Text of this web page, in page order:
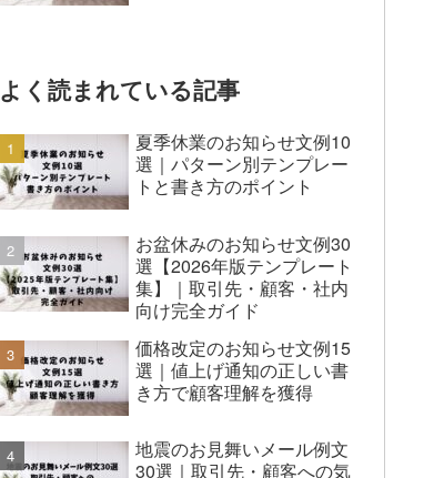
よく読まれている記事
夏季休業のお知らせ文例10
選｜パターン別テンプレー
トと書き方のポイント
お盆休みのお知らせ文例30
選【2026年版テンプレート
集】｜取引先・顧客・社内
向け完全ガイド
価格改定のお知らせ文例15
選｜値上げ通知の正しい書
き方で顧客理解を獲得
地震のお見舞いメール例文
30選｜取引先・顧客への気